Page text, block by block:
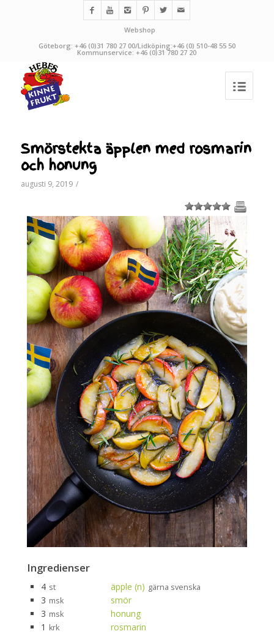
Webshop
Göteborg: +46 (0)31 780 27 00/Lidköping:+46 (0) 510-48 55 50
Kommunservice: +46 (0)31 780 27 20
Smörstekta äpplen med rosmarin
och honung
augusti 9, 2019 /
1 2 3 4 5
Ingredienser
4 st äpple (n) gärna svenska
3 msk
smör
3 msk
honung
1 krk
rosmarin